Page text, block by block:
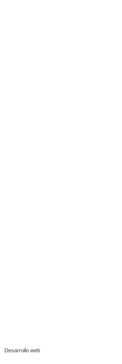
Desarrollo web